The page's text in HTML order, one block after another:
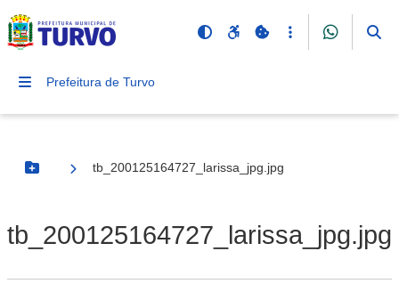
Prefeitura de Turvo
Botão Menu
tb_200125164727_larissa_jpg.jpg
tb_200125164727_larissa_jpg.jpg